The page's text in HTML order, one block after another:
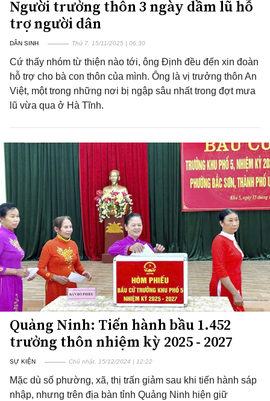
Người trưởng thôn 3 ngày dầm lũ hỗ
trợ người dân
DÂN SINH Thứ 7, 15/11/2025 | 06:30
Cứ thấy nhóm từ thiện nào tới, ông Định đều đến xin đoàn
hỗ trợ cho bà con thôn của mình. Ông là vị trưởng thôn An
Việt, một trong những nơi bị ngập sâu nhất trong đợt mưa
lũ vừa qua ở Hà Tĩnh.
Quảng Ninh: Tiến hành bầu 1.452
trưởng thôn nhiệm kỳ 2025 - 2027
SỰ KIỆN Chủ nhật, 15/12/2024 | 12:22
Mặc dù số phường, xã, thị trấn giảm sau khi tiến hành sáp
nhập, nhưng trên địa bàn tỉnh Quảng Ninh hiện giữ